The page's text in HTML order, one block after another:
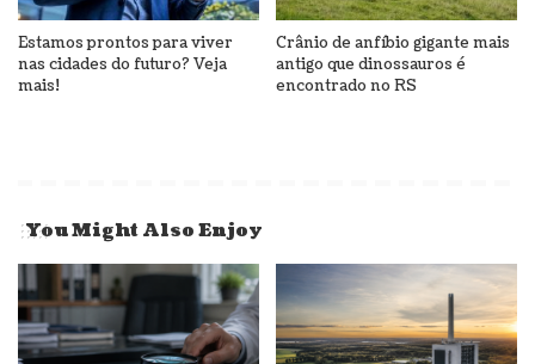
Estamos prontos para viver
nas cidades do futuro? Veja
mais!
Crânio de anfíbio gigante mais
antigo que dinossauros é
encontrado no RS
You Might Also Enjoy